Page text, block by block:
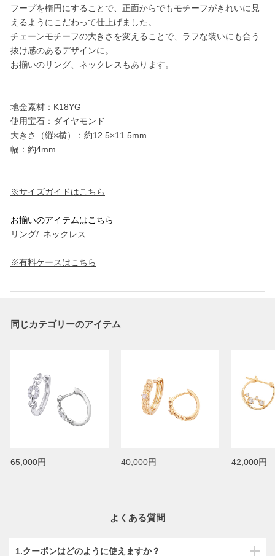
フープを楕円にすることで、正面からでもモチーフがきれいに見
えるようにこだわって仕上げました。
チェーンモチーフの大きさを変えることで、ラフな装いにも合う
抜け感のあるデザインに。
お揃いのリング、ネックレスもあります。
地金素材：K18YG
使用宝石：ダイヤモンド
大きさ（縦×横）：約12.5×11.5mm
幅：約4mm
※サイズガイドはこちら
お揃いのアイテムはこちら
リング/ ネックレス
※有料ケースはこちら
同じカテゴリーのアイテム
65,000円 40,000円 42,000円
よくある質問
1.クーポンはどのように使えますか？